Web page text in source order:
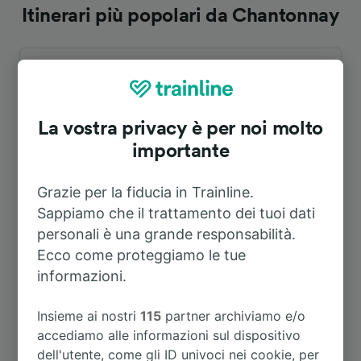
Itinerari più popolari da Chantonnay
A Nantes 1h 21m
A Parigi 4h 37m
A Les Sables-d’Olonne
A Fontenay-le-Comte 2h 47m
A La Mothe-Achard 43m
La vostra privacy è per noi molto
importante
Grazie per la fiducia in Trainline.
Sappiamo che il trattamento dei tuoi dati
personali è una grande responsabilità.
Ecco come proteggiamo le tue
informazioni.
Insieme ai nostri115 partner archiviamo e/o
accediamo alle informazioni sul dispositivo
dell'utente, come gli ID univoci nei cookie, per